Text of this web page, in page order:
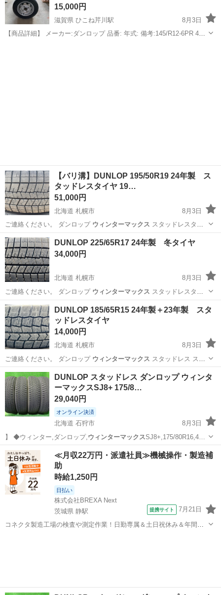
15,000円
滋賀県 ひこね芹川駅
8月3日
【商品詳細】 メーカー:ダンロップ 品番: 年式: 備考:145/R12-6PR 4穴
【バリ溝】DUNLOP 195/50R19 24年製 ス
タッドレスタイヤ 19…
51,000円
北海道 札幌市
8月3日
ご連絡ください。 ダンロップ ウィンターマックス スタッドレスタイ
ヤ 冬タイヤ …
北海道 札幌市 スタッドレスタイヤ
DUNLOP 225/65R17 24年製 冬タイヤ
34,000円
北海道 札幌市
8月3日
ご連絡ください。 ダンロップ ウィンターマックス スタッドレスタイ
ヤ ゼロスリー…
北海道 札幌市 冬タイヤ
DUNLOP 185/65R15 24年製＋23年製 スタ
ッドレスタイヤ
14,000円
北海道 札幌市
8月3日
ご連絡ください。 ダンロップ ウィンターマックス スタッドレス スタ
ッドレスタイ…
北海道 札幌市 タイヤ、ホイール スタッドレスタイヤ
DUNLOP スタッドレス ダンロップ ウィンタ
ーマックスSJ8+ 175/8…
29,040円
オンライン決済
北海道 石狩市
8月3日
】 ◆ウィンター,ダンロップ, ウィンターマックスSJ8+,175/80R16,4…
北海道 石狩市 タイヤ、ホイール ウィンターマックス
≪月収22万円・派遣社員≫機械操作・製造補
助
時給1,250円
日払い
株式会社BREXA Next
茨城県 静駅
提携サイト 7月21日
コネクタ製造工場の検査や測定作業！日勤専属＆土日祝休み＆年間休